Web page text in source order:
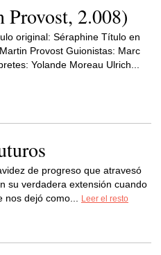
Provost, 2.008)
original: Séraphine Título en
Provost Guionistas: Marc
Yolande Moreau Ulrich...
de progreso que atravesó
su verdadera extensión cuando
nos dejó como...
Leer el resto